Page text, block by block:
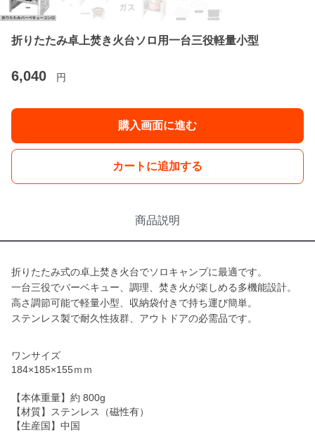
折りたたみ卓上焚き火台ソロ用一台三役軽量小型
6,040 円
購入画面に進む
カートに追加する
商品説明
折りたたみ式の卓上焚き火台でソロキャンプに最適です。
一台三役でバーベキュー、調理、焚き火が楽しめる多機能設計。
高さ調節可能で軽量小型、収納袋付きで持ち運び簡単。
ステンレス製で耐久性抜群、アウトドアの必需品です。
ワンサイズ
184×185×155ｍｍ
【本体重量】約 800g
【材質】ステンレス（磁性有）
【生産国】中国